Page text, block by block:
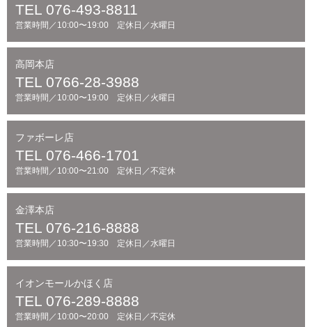
TEL 076-493-8811
営業時間／10:00〜19:00 定休日／水曜日
高岡本店
TEL 0766-28-3988
営業時間／10:00〜19:00 定休日／火曜日
ファボーレ店
TEL 076-466-1701
営業時間／10:00〜21:00 定休日／不定休
金澤本店
TEL 076-216-8888
営業時間／10:30〜19:30 定休日／水曜日
イオンモールかほく店
TEL 076-289-8888
営業時間／10:00〜20:00 定休日／不定休